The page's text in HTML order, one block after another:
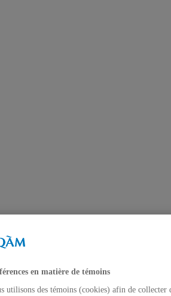
en matière de témoins
utilisons des témoins (cookies) afin de